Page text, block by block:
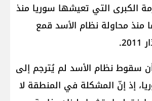
الكبرى التي تعيشها سوريا منذ
منذ محاولة نظام الأسد قمع
سقوط نظام الأسد لم يُترجم إلى
إذ إنّ المشكلة في المنطقة لا